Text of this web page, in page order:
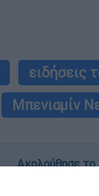
ειδήσεις
Μπενιαμίν
Ακολούθησε το